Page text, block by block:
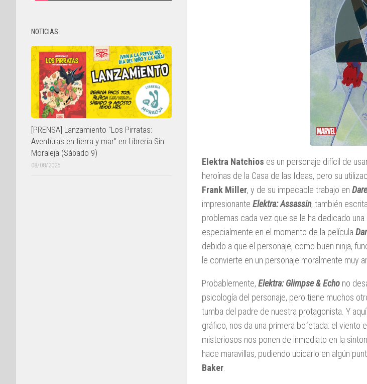
Elektra Natchios es un personaje difícil de
heroínas de la Casa de las Ideas, pero su
Frank Miller, y de su impecable trabajo en
impresionante Elektra: Assassin, también
problemas cada vez que se le ha dedicado
especialmente en el momento de la película
debido a que el personaje, como buen ninja,
le convierte en un personaje moralmente muy
Probablemente, Elektra: Glimpse & Echo no
psicología del personaje, pero tiene muchos
tumba del padre de nuestra protagonista. Y
gráfico, nos da una primera bofetada: el viento
misteriosos nos ponen de inmediato en la
hace maravillas, pudiendo ubicarlo en algún
Baker
NOTICIAS
[PRENSA] Lanzamiento "Los Pirratas:
Aventuras en tierra y mar" en Librería Sin
Moraleja (Sábado 9)
08/08/2025